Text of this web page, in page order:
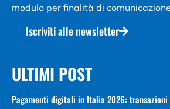
modulo per finalità di
Iscriviti alle newsletter
ULTIMI POST
Pagamenti digitali in Italia 2026: transazioni